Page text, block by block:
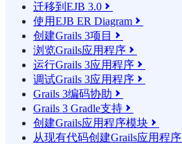
迁移到EJB 3.0 
使用EJB ER Diagram 
创建Grails 3项目 
浏览Grails应用程序 
运行Grails 3应用程序 
调试Grails 3应用程序 
Grails 3编码协助 
Grails 3 Gradle支持 
创建Grails应用程序模块 
从现有代码创建Grails应用程序